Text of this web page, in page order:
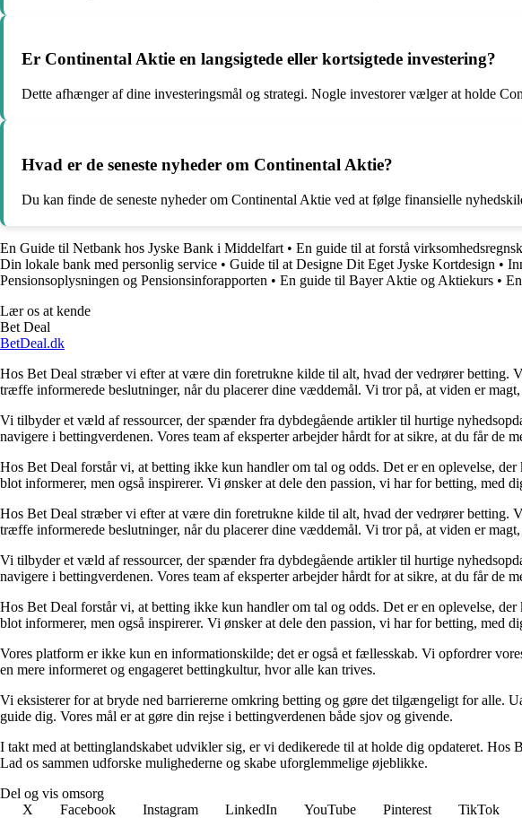
Er Continental Aktie en langsigtede eller kortsigtede investering?
Dette afhænger af dine investeringsmål og strategi. Nogle investorer vælger at holde
Hvad er de seneste nyheder om Continental Aktie?
Du kan finde de seneste nyheder om Continental Aktie ved at følge finansielle
En Guide til Netbank hos Jyske Bank i Middelfart • En guide til at forstå
Din lokale bank med personlig service • Guide til at Designe Dit Eget Jyske Kortdesign •
Pensionsoplysningen og Pensionsinforapporten • En guide til Bayer Aktie og Aktiekurs •
Lær os at kende
Bet Deal
BetDeal.dk
Hos Bet Deal stræber vi efter at være din foretrukne kilde til alt, hvad der vedrører betting.
træffe informerede beslutninger, når du placerer dine væddemål. Vi tror på, at viden er
Vi tilbyder et væld af ressourcer, der spænder fra dybdegående artikler til hurtige
navigere i bettingverdenen. Vores team af eksperter arbejder hårdt for at sikre, at du får de
Hos Bet Deal forstår vi, at betting ikke kun handler om tal og odds. Det er en oplevelse,
blot informerer, men også inspirerer. Vi ønsker at dele den passion, vi har for betting, med
Hos Bet Deal stræber vi efter at være din foretrukne kilde til alt, hvad der vedrører betting.
træffe informerede beslutninger, når du placerer dine væddemål. Vi tror på, at viden er
Vi tilbyder et væld af ressourcer, der spænder fra dybdegående artikler til hurtige
navigere i bettingverdenen. Vores team af eksperter arbejder hårdt for at sikre, at du får de
Hos Bet Deal forstår vi, at betting ikke kun handler om tal og odds. Det er en oplevelse,
blot informerer, men også inspirerer. Vi ønsker at dele den passion, vi har for betting, med
Vores platform er ikke kun en informationskilde; det er også et fællesskab. Vi opfordrer
en mere informeret og engageret bettingkultur, hvor alle kan trives.
Vi eksisterer for at bryde ned barriererne omkring betting og gøre det tilgængeligt for alle.
guide dig. Vores mål er at gøre din rejse i bettingverdenen både sjov og givende.
I takt med at bettinglandskabet udvikler sig, er vi dedikerede til at holde dig opdateret. Hos
Lad os sammen udforske mulighederne og skabe uforglemmelige øjeblikke.
Del og vis omsorg
X
Facebook Instagram LinkedIn YouTube Pinterest TikTok